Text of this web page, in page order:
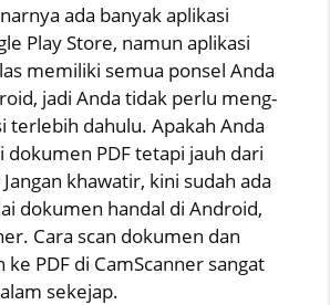
ada banyak aplikasi
Play Store, namun aplikasi
memiliki semua ponsel Anda
jadi Anda tidak perlu meng-
terlebih dahulu. Apakah Anda
PDF tetapi jauh dari
khawatir, kini sudah ada
dokumen handal di Android,
Cara scan dokumen dan
ke PDF di CamScanner sangat
sekejap.